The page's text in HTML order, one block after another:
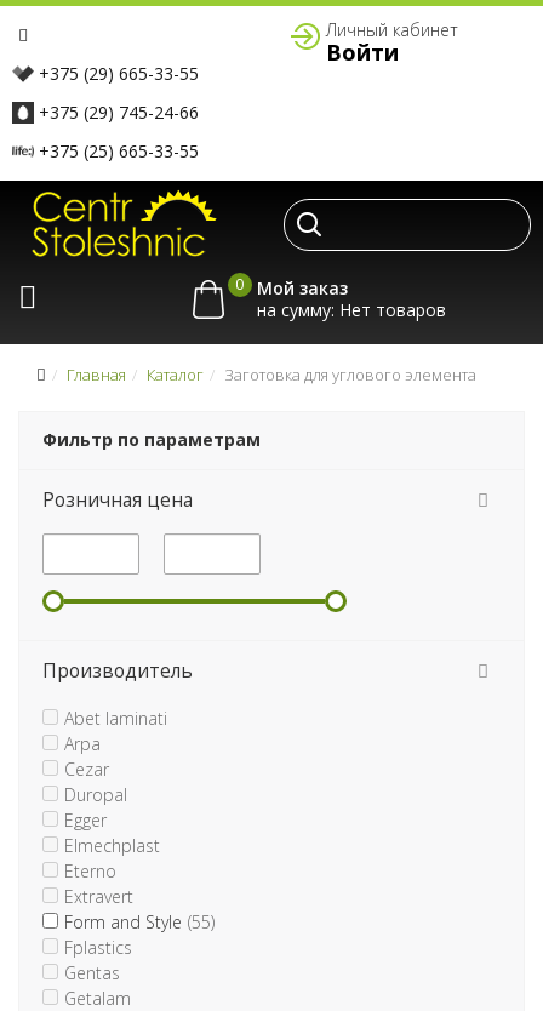
+375 (29) 665-33-55
+375 (29) 745-24-66
+375 (25) 665-33-55
Личный кабинет
Войти
0
Мой заказ
на сумму:
Главная Каталог Заготовка для углового элемента
Фильтр по параметрам
Розничная цена
Производитель
Abet laminati
Arpa
Cezar
Duropal
Egger
Elmechplast
Eterno
Extravert
Form and Style (55)
Fplastics
Gentas
Getalam